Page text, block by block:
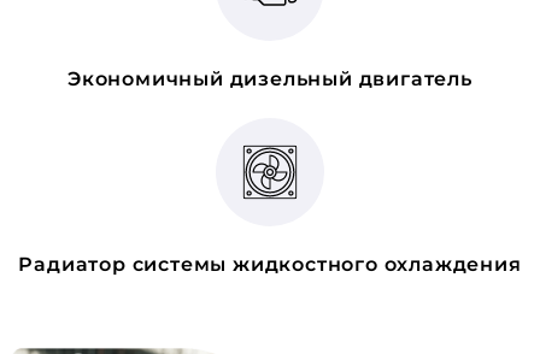
Экономичный дизельный двигатель
Радиатор системы жидкостного охлаждения